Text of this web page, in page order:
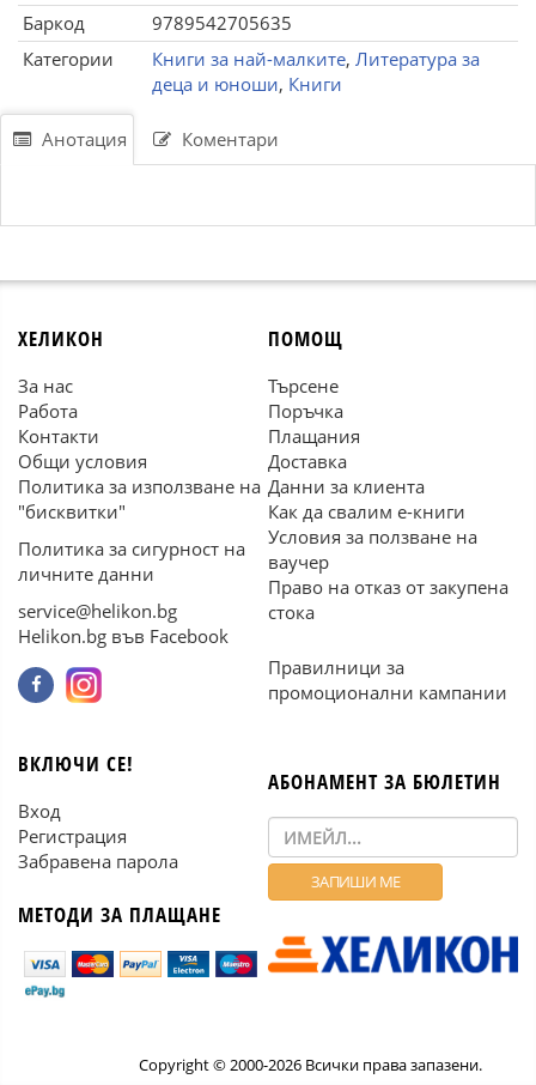
Баркод
9789542705635
Категории
Книги за най-малките, Литература за
деца и юноши, Книги
Анотация Коментари
ХЕЛИКОН
За нас
Работа
Контакти
Общи условия
Политика за използване на
"бисквитки"
Политика за сигурност на
личните данни
service@helikon.bg
Helikon.bg във Facebook
ПОМОЩ
Търсене
Поръчка
Плащания
Доставка
Данни за клиента
Как да свалим е-книги
Условия за ползване на
ваучер
Право на отказ от закупена
стока
Правилници за
промоционални кампании
ВКЛЮЧИ СЕ!
Вход
Регистрация
Забравена парола
МЕТОДИ ЗА ПЛАЩАНЕ
АБОНАМЕНТ ЗА БЮЛЕТИН
Copyright © 2000-2026 Всички права запазени.